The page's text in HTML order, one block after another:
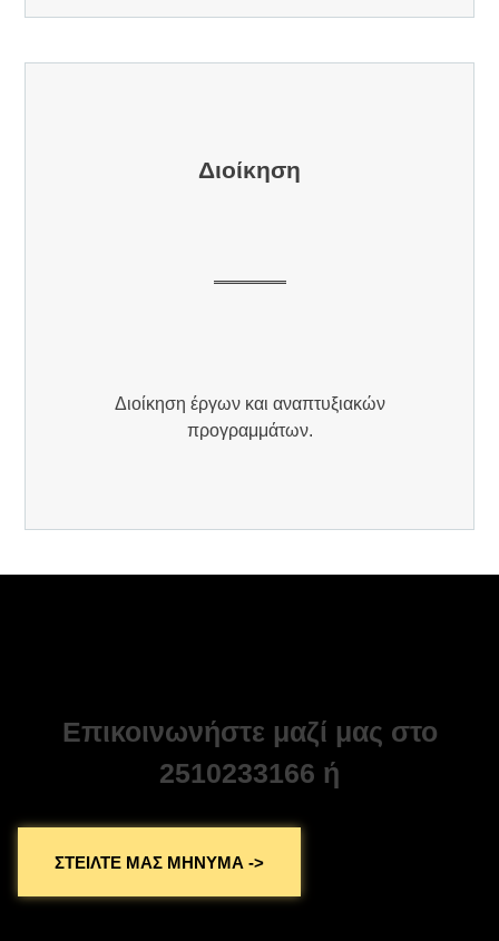
Διοίκηση
Διοίκηση έργων και αναπτυξιακών
προγραμμάτων.
Επικοινωνήστε μαζί μας στο
2510233166 ή
ΣΤΕΙΛΤΕ ΜΑΣ ΜΗΝΥΜΑ ->